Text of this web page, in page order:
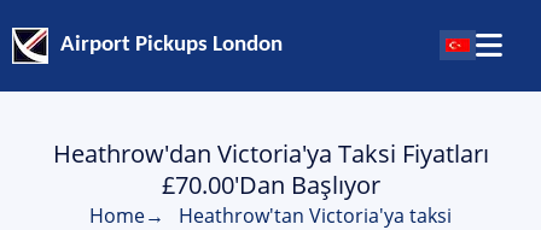
Airport Pickups London
Heathrow'dan Victoria'ya Taksi Fiyatları
£70.00'dan Başlıyor
Home→ Heathrow'tan Victoria'ya taksi